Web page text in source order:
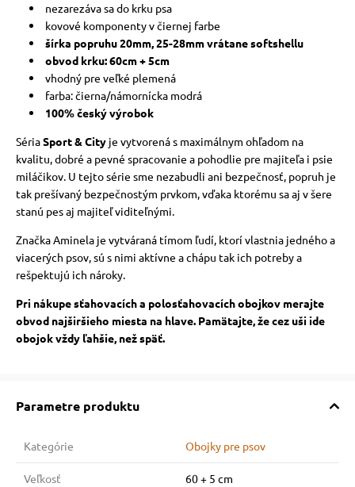
nezarezáva sa do krku psa
kovové komponenty v čiernej farbe
šírka popruhu 20mm, 25-28mm vrátane softshellu
obvod krku: 60cm + 5cm
vhodný pre veľké plemená
farba: čierna/námornícka modrá
100% český výrobok
SériaSport & Cityje vytvorená s maximálnym ohľadom na
kvalitu, dobré a pevné spracovanie a pohodlie pre majiteľa i psie
miláčikov. U tejto série sme nezabudli ani bezpečnosť, popruh je
tak prešívaný bezpečnostým prvkom, vďaka ktorému sa aj v šere
stanú pes aj majiteľ viditeľnými.
Značka Aminela je vytváraná tímom ľudí, ktorí vlastnia jedného a
viacerých psov, sú s nimi aktívne a chápu tak ich potreby a
rešpektujú ich nároky.
Pri nákupe sťahovacích a polosťahovacích obojkov merajte
obvod najširšieho miesta na hlave. Pamätajte, že cez uši ide
obojok vždy ľahšie, než späť.
Parametre produktu
Kategórie Obojky pre psov
Veľkosť 60 + 5 cm